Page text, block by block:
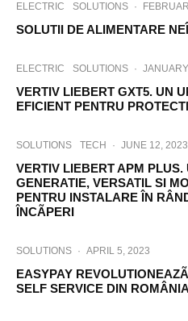
ELECTRIC SOLUTIONS ·
SOLUTII DE ALIMENTARE
ELECTRIC SOLUTIONS ·
VERTIV LIEBERT GXT5. UN
EFICIENT PENTRU
SOLUTIONS TECH · JUNE 12, 2023
VERTIV LIEBERT APM
GENERATIE, VERSATIL SI
PENTRU INSTALARE ÎN
ÎNCÃPERI
SOLUTIONS · APRIL 5, 2023
EASYPAY
SELF SERVICE DIN ROMÂNIA